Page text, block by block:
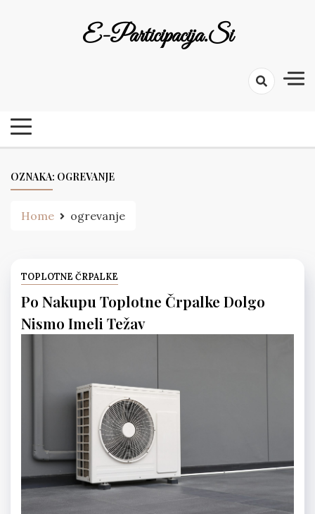
E-Participacija.si
OZNAKA: OGREVANJE
Home ogrevanje
TOPLOTNE ČRPALKE
Po Nakupu Toplotne Črpalke Dolgo
Nismo Imeli Težav